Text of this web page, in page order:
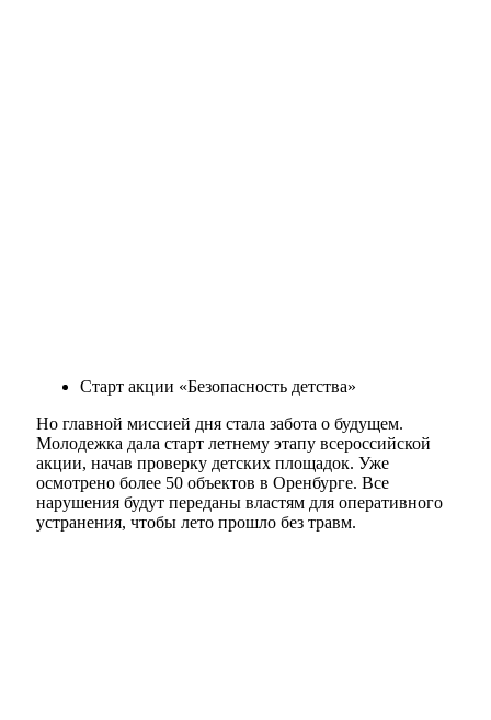
Старт акции «Безопасность детства»
Но главной миссией дня стала забота о будущем.
Молодежка дала старт летнему этапу всероссийской
акции, начав проверку детских площадок. Уже
осмотрено более 50 объектов в Оренбурге. Все
нарушения будут переданы властям для оперативного
устранения, чтобы лето прошло без травм.